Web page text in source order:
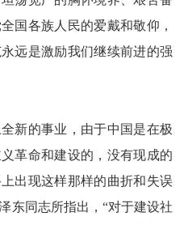
国各族人民的爱戴和敬仰，
远是激励我们继续前进的强
的事业，由于中国是在极
革命和建设的，没有现成的
出现这样那样的曲折和失误
东同志所指出，“对于建设社